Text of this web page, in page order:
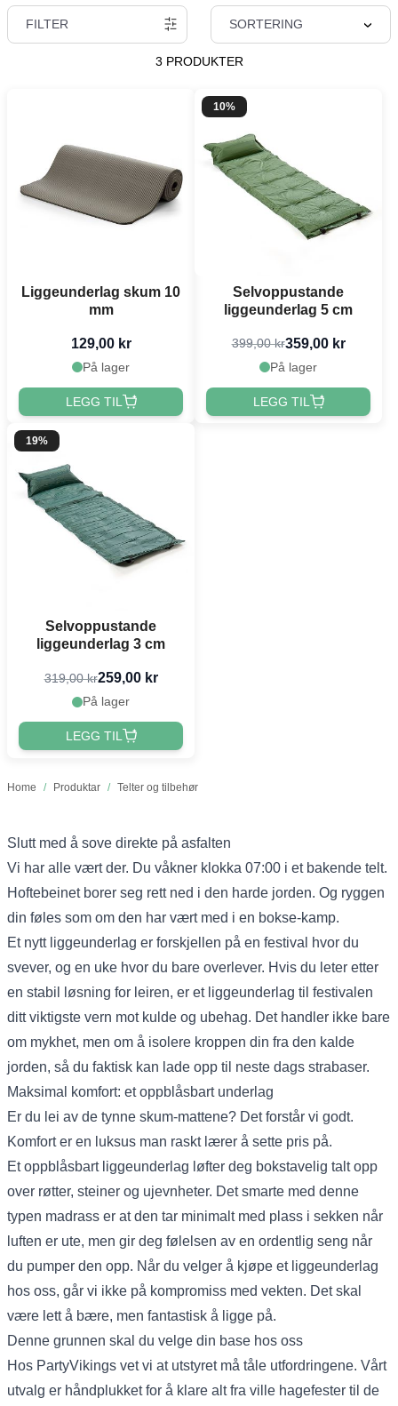
Home / Produktar / Telter og tilbehør
FILTER SORTERING
3 PRODUKTER
Liggeunderlag skum 10
mm
129,00 kr
På lager
LEGG TIL
10%
Selvoppustande
liggeunderlag 5 cm
399,00 kr359,00 kr
På lager
LEGG TIL
19%
Selvoppustande
liggeunderlag 3 cm
319,00 kr259,00 kr
På lager
LEGG TIL
Slutt med å sove direkte på asfalten
Vi har alle vært der. Du våkner klokka 07:00 i et bakende telt.
Hoftebeinet borer seg rett ned i den harde jorden. Og ryggen
din føles som om den har vært med i en bokse-kamp.
Et nytt liggeunderlag er forskjellen på en festival hvor du
svever, og en uke hvor du bare overlever. Hvis du leter etter
en stabil løsning for leiren, er et liggeunderlag til festivalen
ditt viktigste vern mot kulde og ubehag. Det handler ikke bare
om mykhet, men om å isolere kroppen din fra den kalde
jorden, så du faktisk kan lade opp til neste dags strabaser.
Maksimal komfort: et oppblåsbart underlag
Er du lei av de tynne skum-mattene? Det forstår vi godt.
Komfort er en luksus man raskt lærer å sette pris på.
Et oppblåsbart liggeunderlag løfter deg bokstavelig talt opp
over røtter, steiner og ujevnheter. Det smarte med denne
typen madrass er at den tar minimalt med plass i sekken når
luften er ute, men gir deg følelsen av en ordentlig seng når
du pumper den opp. Når du velger å kjøpe et liggeunderlag
hos oss, går vi ikke på kompromiss med vekten. Det skal
være lett å bære, men fantastisk å ligge på.
Denne grunnen skal du velge din base hos oss
Hos PartyVikings vet vi at utstyret må tåle utfordringene. Vårt
utvalg er håndplukket for å klare alt fra ville hagefester til de